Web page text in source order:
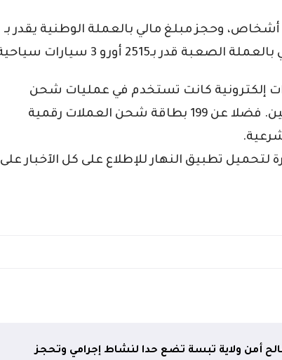
ومكنت العملية من توقيف 9 أشخاص، وحجز مبلغ مالي بالعملة الوطنية يقدر بـ
إلكترونية كانت تستخدم في عمليات شحن
تحويل وتعبئة أرصدة المراهنين. فضلا عن 199 بطاقة شحن العملات رقمية
تطبيق النهار للإطلاع على كل الآخبار على
أمن ولاية تبسة تضع حدا لنشاط إجرامي وتحجز